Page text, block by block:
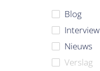
Blog
Interview
Nieuws
Verslag